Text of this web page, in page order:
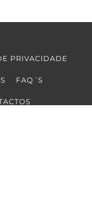
PRIVACIDADE
FAQ´S